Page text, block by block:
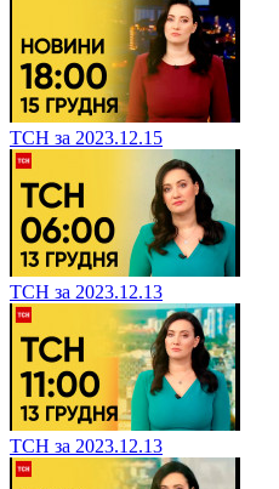
ТСН за 2023.12.15
ТСН за 2023.12.13
ТСН за 2023.12.13